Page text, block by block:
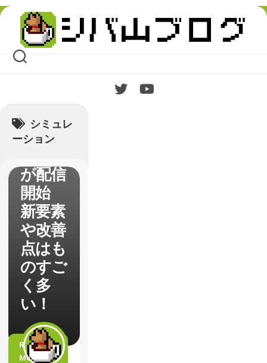
Skip
content
シミュレ
ーション
】
Advan
ced
が配信
開始
新要素
や改善
点はも
のすご
く多
い！
READ
MORE